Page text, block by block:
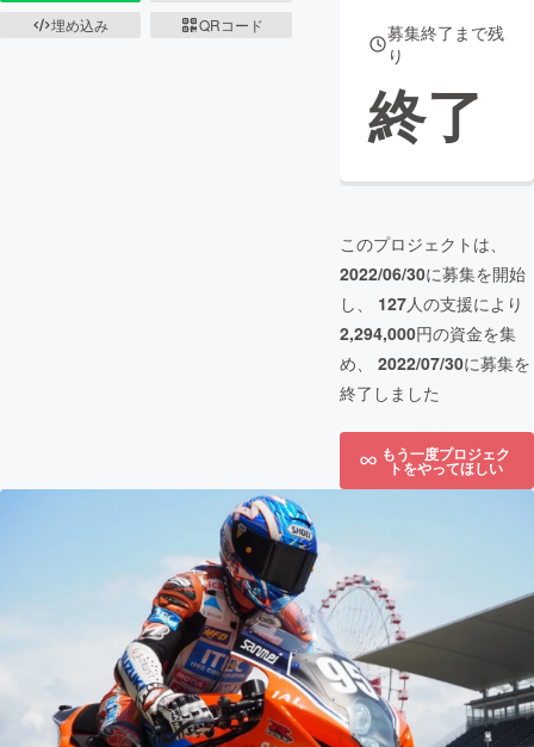
埋め込み
QRコード
募集終了まで残
り
終了
このプロジェクトは、
2022/06/30に募集を開始
し、 127人の支援により
2,294,000円の資金を集
め、 2022/07/30に募集を
終了しました
もう一度プロジェク
トをやってほしい